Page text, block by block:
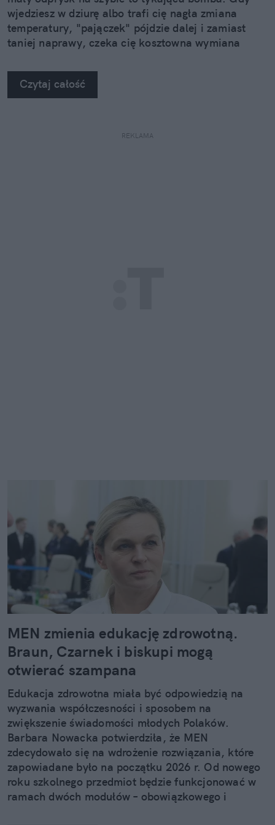
wjedziesz w dziurę albo trafi cię nagła zmiana
temperatury, "pajączek" pójdzie dalej i zamiast
taniej naprawy, czeka cię kosztowna wymiana
na własne oczy zobaczyć, jak profesjonaliści radzą
sobie z takimi uszkodzeniami.
Czytaj całość
REKLAMA
MEN zmienia edukację zdrowotną.
Braun, Czarnek i biskupi mogą
otwierać szampana
Edukacja zdrowotna miała być odpowiedzią na
wyzwania współczesności i sposobem na
zwiększenie świadomości młodych Polaków.
Barbara Nowacka potwierdziła, że MEN
zdecydowało się na wdrożenie rozwiązania, które
zapowiadane było na początku 2026 r. Od nowego
roku szkolnego przedmiot będzie funkcjonować w
ramach dwóch modułów – obowiązkowego i